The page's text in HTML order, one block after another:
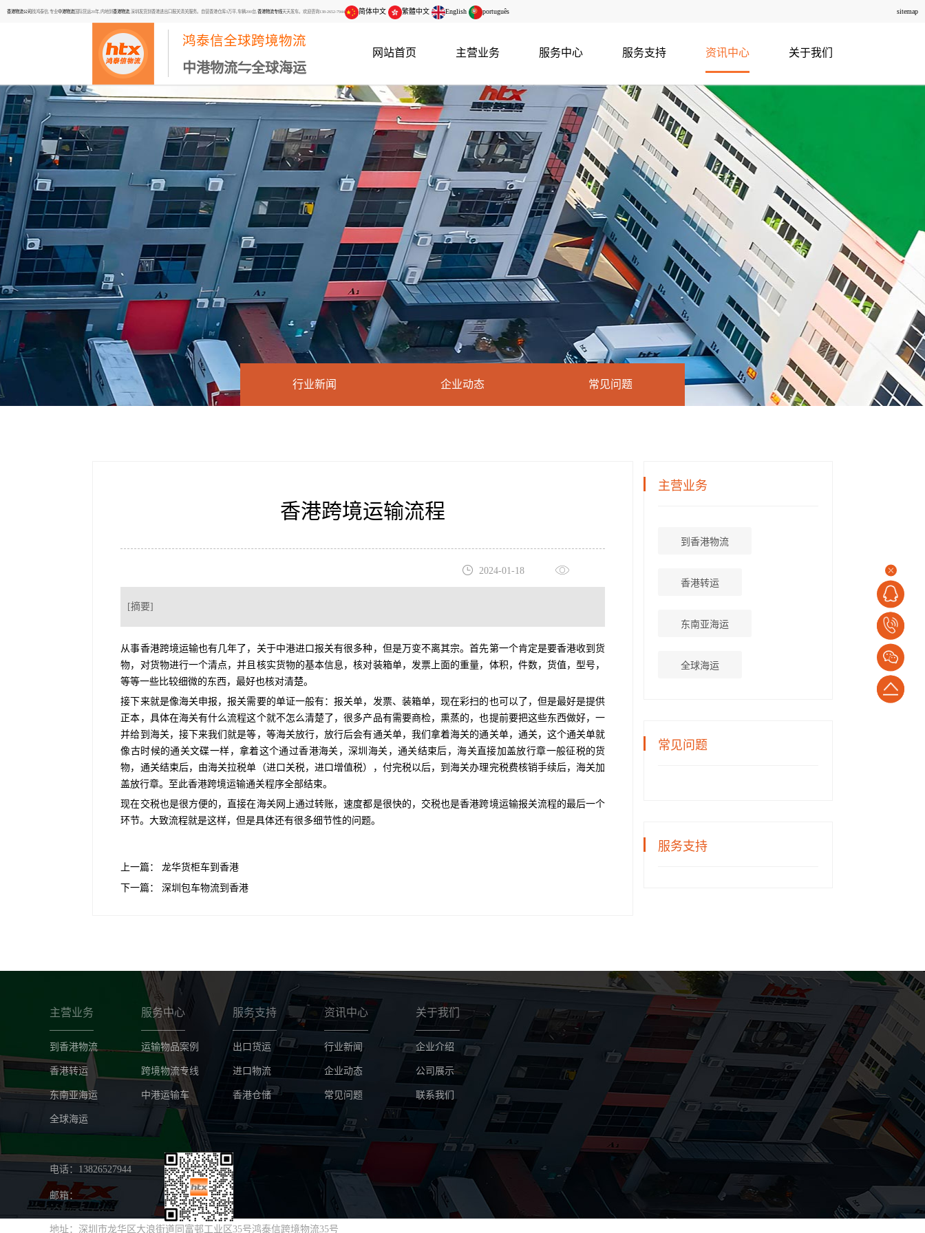
香港物流公司找鸿泰信,专业中港物流国际货运20年,内地到 香港物流 ,深圳发货到香港进出口报关清关服务。自营香港仓库3万平,车辆200台, 香港物流专线天天发车。欢迎咨询138-2652-7944 简体中文 繁體中文 English português sitemap
鸿泰信全球跨境物流
中港物流⇋全球海运
网站首页 主营业务 服务中心 服务支持 资讯中心 关于我们
电
话：
返
行业新闻 企业动态 常见问题
香港跨境运输流程
2024-01-18
[摘要]
从事香港跨境运输也有几年了，关于中港进口报关有很多种，但是万变不离其宗。首先第一个肯定是要香港收到货
物，对货物进行一个清点，并且核实货物的基本信息，核对装箱单，发票上面的重量，体积，件数，货值，型号，
等等一些比较细微的东西，最好也核对清楚。
接下来就是像海关申报，报关需要的单证一般有：报关单，发票、装箱单，现在彩扫的也可以了，但是最好是提供
正本，具体在海关有什么流程这个就不怎么清楚了，很多产品有需要商检，熏蒸的，也提前要把这些东西做好，一
并给到海关，接下来我们就是等，等海关放行，放行后会有通关单，我们拿着海关的通关单，通关，这个通关单就
像古时候的通关文碟一样，拿着这个通过香港海关，深圳海关，通关结束后，海关直接加盖放行章一般征税的货
物，通关结束后，由海关拉税单（进口关税，进口增值税），付完税以后，到海关办理完税费核销手续后，海关加
盖放行章。至此香港跨境运输通关程序全部结束。
现在交税也是很方便的，直接在海关网上通过转账，速度都是很快的，交税也是香港跨境运输报关流程的最后一个
环节。大致流程就是这样，但是具体还有很多细节性的问题。
上一篇：
龙华货柜车到香港
下一篇：
深圳包车物流到香港
主营业务
到香港物流
香港转运
东南亚海运
全球海运
常见问题
服务支持
主营业务
到香港物流
香港转运
东南亚海运
全球海运
服务中心
运输物品案例
跨境物流专线
中港运输车
服务支持
出口货运
进口物流
香港仓储
资讯中心
行业新闻
企业动态
常见问题
关于我们
企业介绍
公司展示
联系我们
电话：13826527944
邮箱：
地址：深圳市龙华区大浪街道同富邨工业区35号鸿泰信跨境物流35号